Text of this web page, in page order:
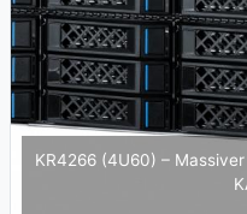
KR4266 (4U60) –